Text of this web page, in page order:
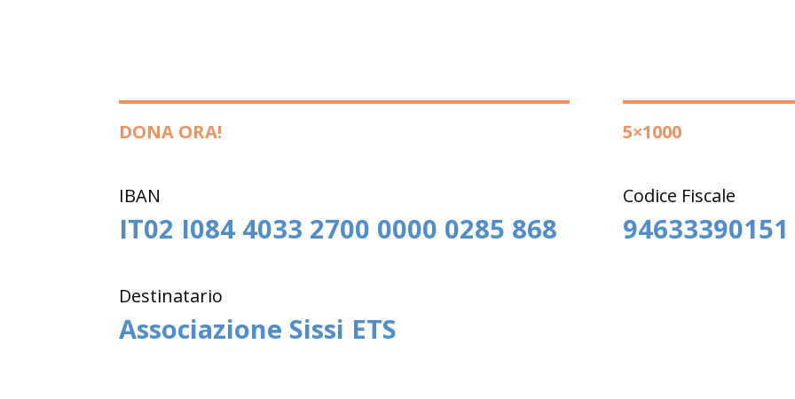
DONA ORA!
IBAN
IT02 I084 4033 2700 0000 0285 868
Destinatario
Associazione Sissi ETS
5×1000
Codice Fiscale
94633390151